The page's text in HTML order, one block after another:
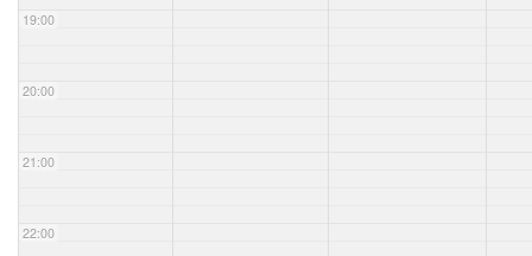
19:00
20:00
21:00
22:00